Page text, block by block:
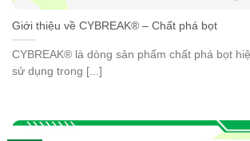
Giới thiệu về CYBREAK® – Chất phá bọt
CYBREAK® là dòng sản phẩm chất phá bọt
sử dụng trong [...]